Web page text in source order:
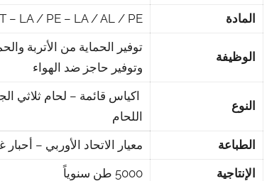
المادة
– LA / PE – LA / AL / PE
الوظيفة
توفير الحماية من الأتربة
وتوفير حاجز ضد الهواء
النوع
اكياس قائمة – لحام ثلاثي
اللحام
الطباعة
معيار الاتحاد الأوربي – أحبار غير
الإنتاجية
5000 طن سنوياً